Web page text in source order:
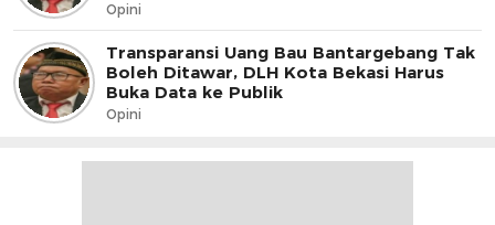
Opini
Transparansi Uang Bau Bantargebang Tak
Boleh Ditawar, DLH Kota Bekasi Harus
Buka Data ke Publik
Opini